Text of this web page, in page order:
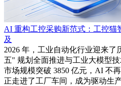
AI 重构工控采购新范式：工控猫
及
2026 年，工业自动化行业迎来
五" 规划全面推进与工业大模型
市场规模突破 3850 亿元，AI 不
正走进了工厂车间，成为驱动生